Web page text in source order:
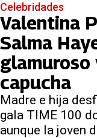
Celebridades
Valentina
Salma
glamuroso
capucha
Madre e hija
gala TIME 100
aunque la joven